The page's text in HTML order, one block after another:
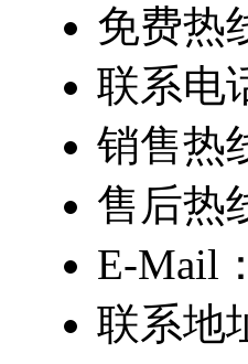
免费热
联系电
销售热
售后热
E-Mail
联系地